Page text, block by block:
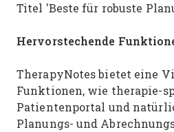
Titel 'Beste für robuste
Hervorstechende
TherapyNotes bietet eine
Funktionen, wie therapie-
Patientenportal und
Planungs- und